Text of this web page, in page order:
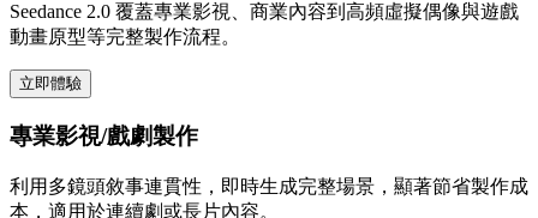
Seedance 2.0 覆蓋專業影視、商業內容到高頻虛擬偶像與遊戲
動畫原型等完整製作流程。
立即體驗
專業影視/戲劇製作
利用多鏡頭敘事連貫性，即時生成完整場景，顯著節省製作成
本，適用於連續劇或長片內容。